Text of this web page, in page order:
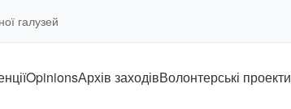
галузей
OpinionsАрхів заходівВолонтерські проекти